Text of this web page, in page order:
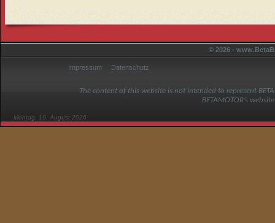
© 2026 -
Impressum Datenschutz
The content of this website is not intended to represent
BETAMOTOR’s
Montag, 10. August 2026